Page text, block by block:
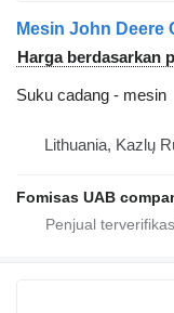
Harga berdasarkan
Suku cadang - mesin
Lithuania, Kazlų
Fomisas UAB